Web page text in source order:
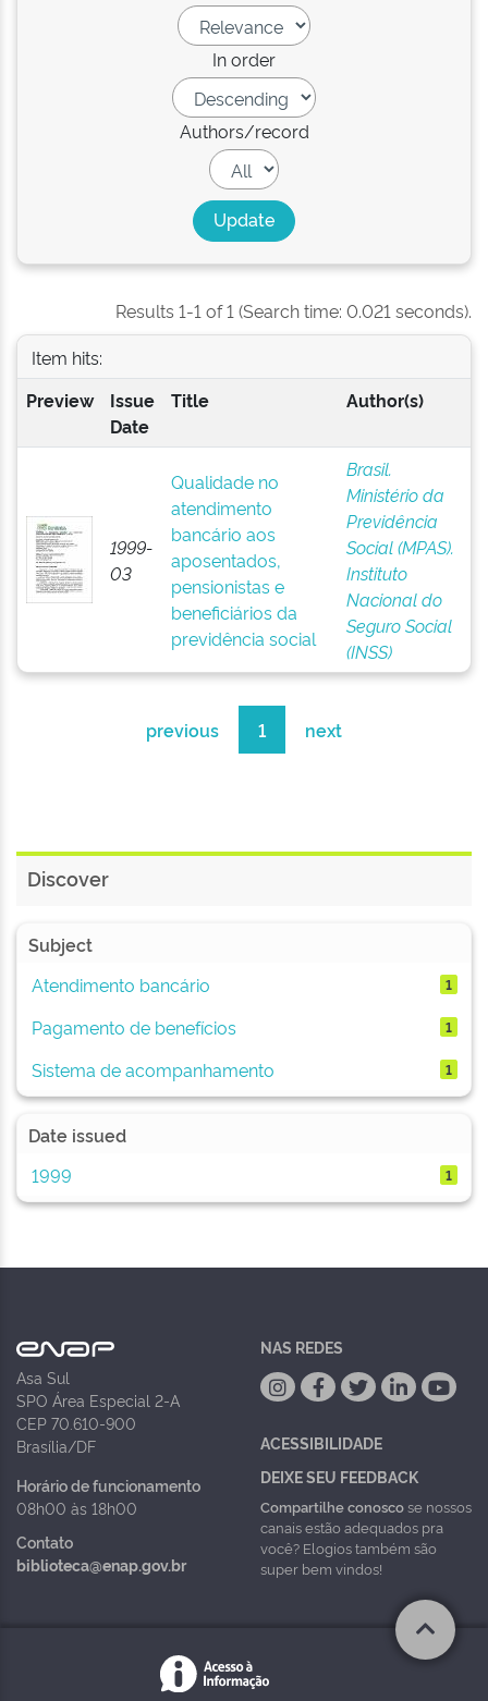
In order
Authors/record
Results 1-1 of 1 (Search time: 0.021 seconds).
Item hits:
Preview
Issue
Date
Title Author(s)
1999-
03
Qualidade no
atendimento
bancário aos
aposentados,
pensionistas e
beneficiários da
previdência social
Brasil.
Ministério da
Previdência
Social (MPAS).
Instituto
Nacional do
Seguro Social
(INSS)
previous 1 next
Discover
Subject
Atendimento bancário
1
Pagamento de benefícios 1
Sistema de acompanhamento 1
Date issued
1999
1
Asa Sul
SPO Área Especial 2-A
CEP 70.610-900
Brasília/DF
Horário de funcionamento
08h00 às 18h00
Contato
biblioteca@enap.gov.br
NAS REDES
ACESSIBILIDADE
DEIXE SEU FEEDBACK
Compartilhe conoscose nossos
canais estão adequados pra
você? Elogios também são
super bem vindos!